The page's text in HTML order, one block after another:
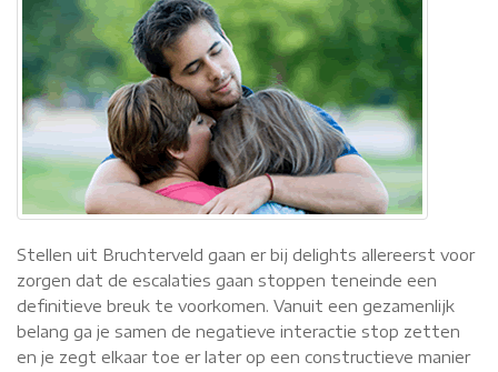
Stellen uit Bruchterveld gaan er bij delights allereerst voor
zorgen dat de escalaties gaan stoppen teneinde een
definitieve breuk te voorkomen. Vanuit een gezamenlijk
belang ga je samen de negatieve interactie stop zetten
en je zegt elkaar toe er later op een constructieve manier